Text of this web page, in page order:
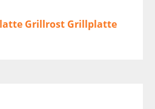
Grillrost Grillplatte